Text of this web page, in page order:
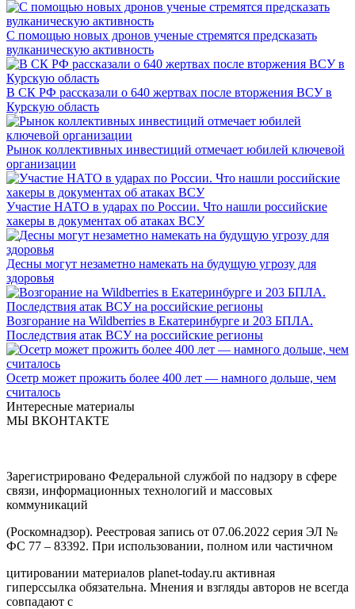
С помощью новых дронов ученые стремятся предсказать
вулканическую активность
В СК РФ рассказали о 640 жертвах после вторжения ВСУ в
Курскую область
Рынок коллективных инвестиций отмечает юбилей ключевой
организации
Участие НАТО в ударах по России. Что нашли российские
хакеры в документах об атаках ВСУ
Десны могут незаметно намекать на будущую угрозу для
здоровья
Возгорание на Wildberries в Екатеринбурге и 203 БПЛА.
Последствия атак ВСУ на российские регионы
Осетр может прожить более 400 лет — намного дольше, чем
считалось
Интересные материалы
МЫ ВКОНТАКТЕ
Зарегистрировано Федеральной службой по надзору в сфере
связи, информационных технологий и массовых
коммуникаций
(Роскомнадзор). Реестровая запись от 07.06.2022 серия ЭЛ №
ФС 77 – 83392. При использовании, полном или частичном
цитировании материалов planet-today.ru активная
гиперссылка обязательна. Мнения и взгляды авторов не всегда
совпадают с